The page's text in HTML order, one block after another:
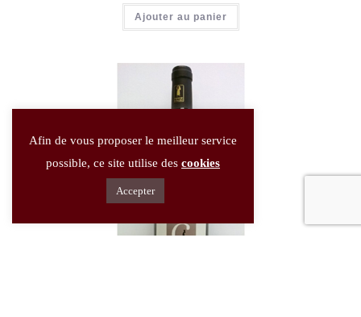
Ajouter au panier
Afin de vous proposer le meilleur service
possible, ce site utilise des cookies
Accepter